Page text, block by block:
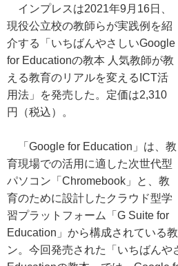
インプレスは2021年9月16日、
現役公立校の教師らが実践例を紹
介する「いちばんやさしいGoogle
for Educationの教本 人気教師が教
える教育のリアルを変えるICT活
用法」を発売した。定価は2,310
円（税込）。
「Google for Education」は、教
育現場での活用に適した次世代型
パソコン「Chromebook」と、教
育のために設計したクラウド型学
習プラットフォーム「G Suite for
Education」から構成されている
ン。今回発売された「いちばんや